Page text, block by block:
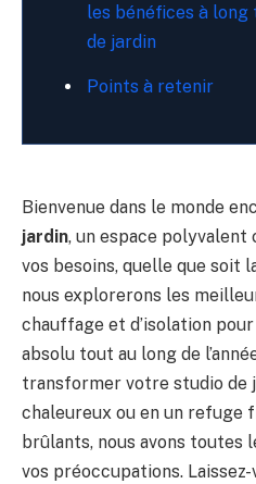
les bénéfices à
de jardin
Points ⁣à retenir
Bienvenue dans le⁣ monde
jardin, un ⁢espace
vos besoins, quelle que soit
nous ⁤explorerons‍ les
chauffage et d’isolation
absolu tout⁤ au long de⁣
transformer votre studio‌ de
chaleureux ou⁤ en un refuge
brûlants,‍ nous avons ⁣toutes
vos préoccupations.